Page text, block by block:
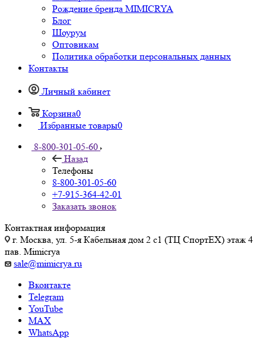
Рождение бренда MIMICRYA
Блог
Шоурум
Оптовикам
Политика обработки персональных данных
Контакты
Личный кабинет
Корзина0
Избранные товары0
8-800-301-05-60
Назад
Телефоны
8-800-301-05-60
+7-915-364-42-01
Заказать звонок
Контактная информация
г. Москва, ул. 5-я Кабельная дом 2 с1 (ТЦ СпортEX) этаж 4
пав. Mimicrya
sale@mimicrya.ru
Вконтакте
Telegram
YouTube
MAX
WhatsApp